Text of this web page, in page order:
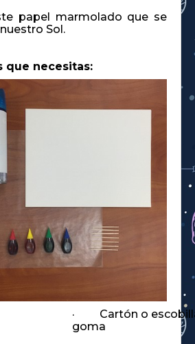
papel marmolado que se
Sol.
que necesitas:
· Cartón o
goma